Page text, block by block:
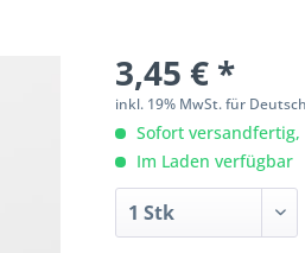
3,45 € *
inkl. 19% MwSt. für
Sofort versandfertig,
Im Laden verfügbar